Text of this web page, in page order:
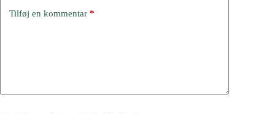
Tilføj en kommentar *